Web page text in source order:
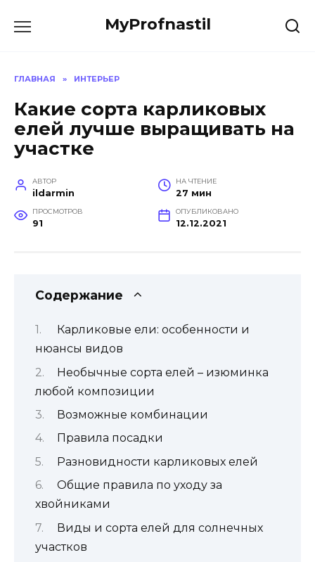
MyProfnastil
ГЛАВНАЯ » ИНТЕРЬЕР
Какие сорта карликовых
елей лучше выращивать на
участке
АВТОР
ildarmin
НА ЧТЕНИЕ
27 мин
ПРОСМОТРОВ
91
ОПУБЛИКОВАНО
12.12.2021
Содержание
Карликовые ели: особенности и
нюансы видов
Необычные сорта елей – изюминка
любой композиции
Возможные комбинации
Правила посадки
Разновидности карликовых елей
Общие правила по уходу за
хвойниками
Виды и сорта елей для солнечных
участков